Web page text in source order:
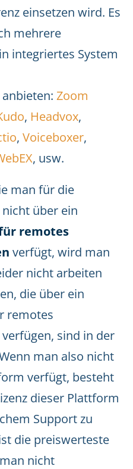
einsetzen wird. Es
mehrere
integriertes System
Zoom
, Headvox,
, Voiceboxer,
, usw.
man für die
über ein
remotes
verfügt, wird man
nicht arbeiten
die über ein
remotes
sind in der
man also nicht
verfügt, besteht
dieser Plattform
Support zu
die preiswerteste
nicht